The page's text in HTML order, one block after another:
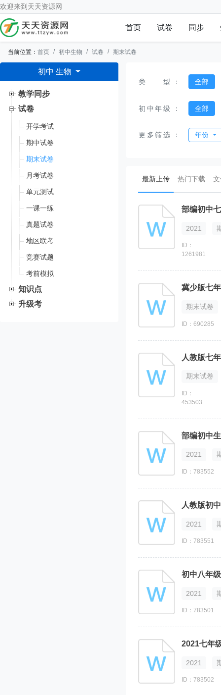
欢迎来到 天天资源网
首页 试卷 同步
当前位置： 首页 初中生物 试卷 期末试卷
初中 生物
教学同步
试卷
开学考试
期中试卷
期末试卷
月考试卷
单元测试
一课一练
真题试卷
地区联考
竞赛试题
考前模拟
知识点
升级考
类型 ： 全部
初中年级 ： 全部
更多筛选 ： 年份
最新上传(current)
热门下载
部编初中
2021
ID：
1261981
冀少版七
期末试卷
ID：690285
人教版七
期末试卷
ID：
453503
部编初中
2021
ID：783552
人教版初
2021
ID：783551
初中八年
2021
ID：783501
2021七年
2021
ID：783502